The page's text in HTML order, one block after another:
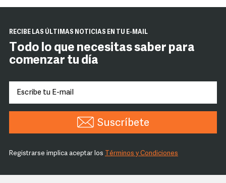
RECIBE LAS ÚLTIMAS NOTICIAS EN TU E-MAIL
Todo lo que necesitas saber para
comenzar tu día
Suscríbete
Registrarse implica aceptar los Términos y Condiciones